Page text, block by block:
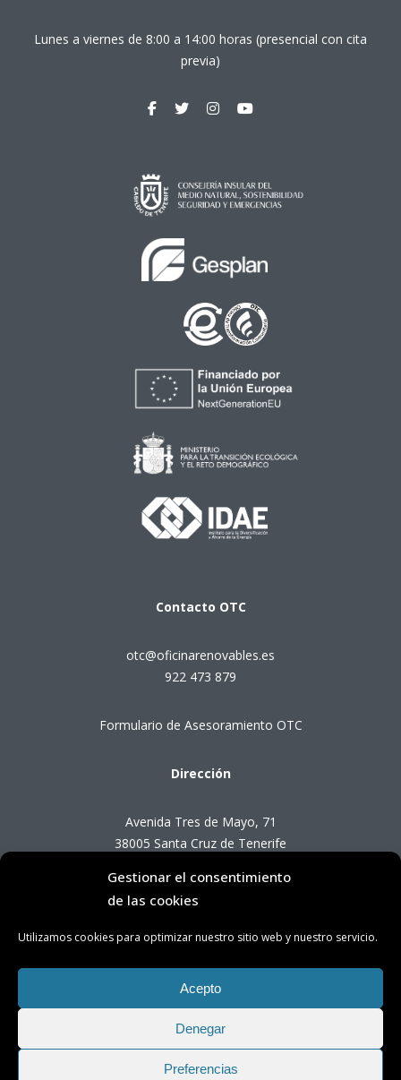
Gestionar el consentimiento
de las cookies
Utilizamos cookies para optimizar nuestro sitio web y nuestro servicio.
Acepto
Denegar
Preferencias
Lunes a viernes de 8:00 a 14:00 horas (presencial con cita
previa)
Contacto OTC
otc@oficinarenovables.es
922 473 879
Formulario de Asesoramiento OTC
Dirección
Avenida Tres de Mayo, 71
38005 Santa Cruz de Tenerife
Horario de Atención OTC
Lunes a viernes de 8:00 a 14:00 horas